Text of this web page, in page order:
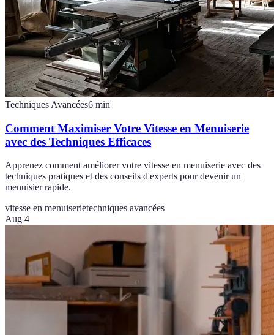
Techniques Avancées6 min
Comment Maximiser Votre Vitesse en Menuiserie
avec des Techniques Efficaces
Apprenez comment améliorer votre vitesse en menuiserie avec des
techniques pratiques et des conseils d'experts pour devenir un
menuisier rapide.
vitesse en menuiserietechniques avancées
Aug 4